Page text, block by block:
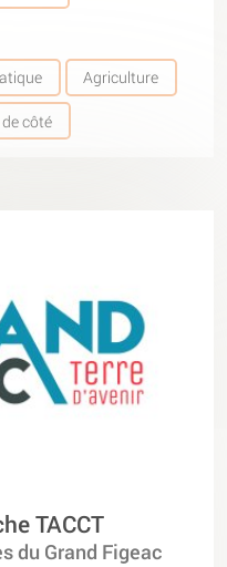
Agriculture
côté
TACCT
du Grand Figeac